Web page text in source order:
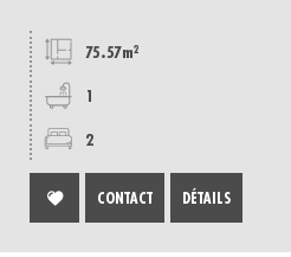
75.57m²
1
2
CONTACT DÉTAILS